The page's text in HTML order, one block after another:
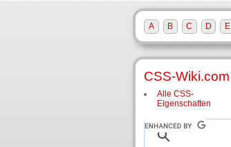
CSS-Wiki.com
Alle CSS-
Eigenschaften
A B C D E